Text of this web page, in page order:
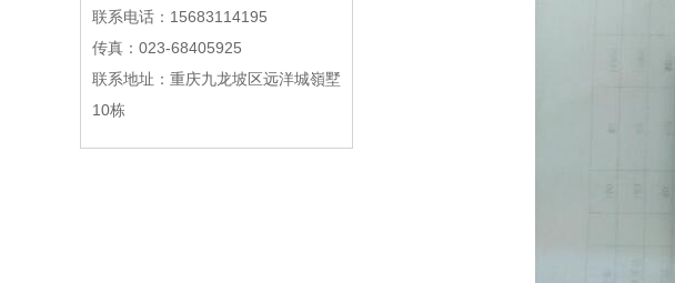
联系电话：15683114195
传真：023-68405925
联系地址：重庆九龙坡区远洋城嶺墅
10栋